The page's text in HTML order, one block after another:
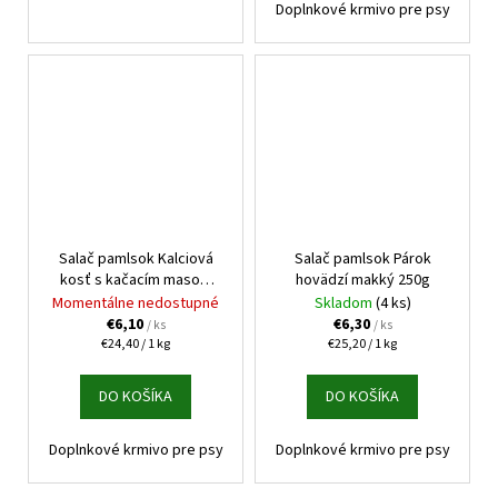
Doplnkové krmivo pre psy
Salač pamlsok Kalciová
kosť s kačacím masom
250g
Momentálne nedostupné
€6,10/ ks
Jednotková
€24,40 / 1 kg
DO KOŠÍKA
Doplnkové krmivo pre psy
Salač pamlsok Párok
hovädzí makký 250g
Skladom (4 ks)
€6,30/ ks
Jednotková
€25,20 / 1 kg
DO KOŠÍKA
Doplnkové krmivo pre psy